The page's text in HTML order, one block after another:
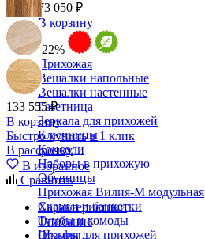
73 050 ₽
В корзину
-22%
Прихожая
Вешалки напольные
Вешалки настенные
Газетница
Зеркала для прихожей
Ключницы
Консоли
Наборы в прихожую
Обувницы
Прихожая Вилия-М модульная
Скамьи и банкетки
Тумбы и комоды
Шкафы для прихожей
133 555 ₽
В корзину
Быстро купить в 1 клик
В рассрочку
В избранное
Сравнить
Характеристики
Описание
Отзывы